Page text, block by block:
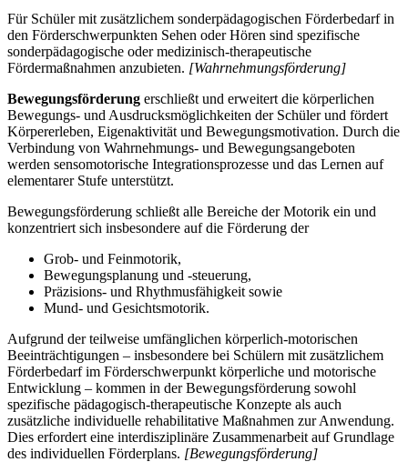
Für Schüler mit zusätzlichem sonderpädagogischen Förderbedarf in
den Förderschwerpunkten Sehen oder Hören sind spezifische
sonderpädagogische oder medizinisch-therapeutische
Fördermaßnahmen anzubieten. [Wahrnehmungsförderung]
Bewegungsförderung erschließt und erweitert die körperlichen
Bewegungs- und Ausdrucksmöglichkeiten der Schüler und fördert
Körpererleben, Eigenaktivität und Bewegungsmotivation. Durch die
Verbindung von Wahrnehmungs- und Bewegungsangeboten
werden sensomotorische Integrationsprozesse und das Lernen auf
elementarer Stufe unterstützt.
Bewegungsförderung schließt alle Bereiche der Motorik ein und
konzentriert sich insbesondere auf die Förderung der
Grob- und Feinmotorik,
Bewegungsplanung und -steuerung,
Präzisions- und Rhythmusfähigkeit sowie
Mund- und Gesichtsmotorik.
Aufgrund der teilweise umfänglichen körperlich-motorischen
Beeinträchtigungen – insbesondere bei Schülern mit zusätzlichem
Förderbedarf im Förderschwerpunkt körperliche und motorische
Entwicklung – kommen in der Bewegungsförderung sowohl
spezifische pädagogisch-therapeutische Konzepte als auch
zusätzliche individuelle rehabilitative Maßnahmen zur Anwendung.
Dies erfordert eine interdisziplinäre Zusammenarbeit auf Grundlage
des individuellen Förderplans. [Bewegungsförderung]